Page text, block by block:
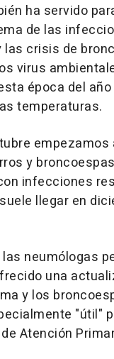
ha servido
de las
las crisis de
virus
época del
temperaturas.
empezamos
y
infecciones
llegar en
neumólogas
una
y los
"útil"
Atención